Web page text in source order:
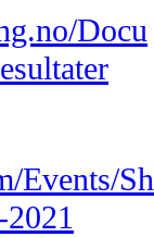
Docu
Events/Sh